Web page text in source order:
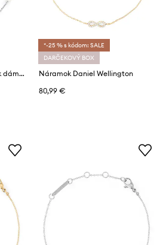
Daniel Wellington náramok dámsky z nehrdzavejúcej ocele s kryštálom
*-25 % s kódom: SALE
DARČEKOVÝ BOX
Náramok Daniel Wellington
80,99 €